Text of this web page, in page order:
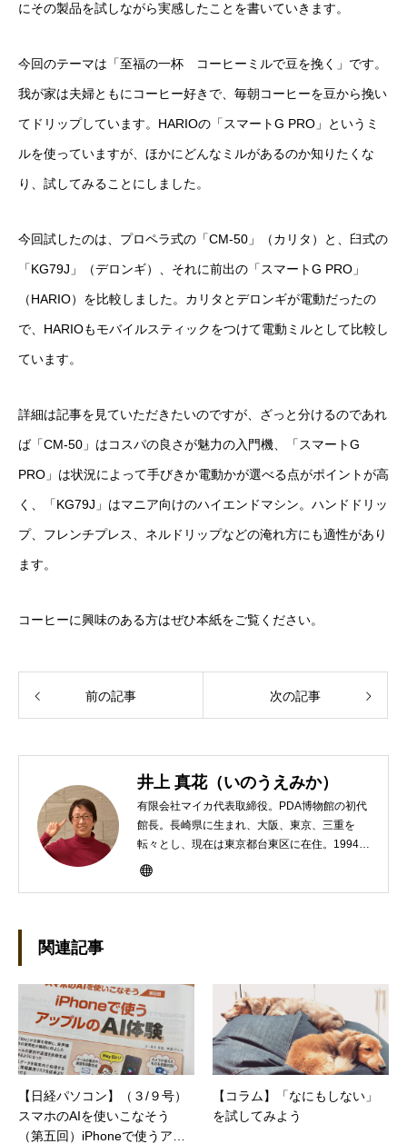
にその製品を試しながら実感したことを書いていきます。
今回のテーマは「至福の一杯 コーヒーミルで豆を挽く」です。
我が家は夫婦ともにコーヒー好きで、毎朝コーヒーを豆から挽い
てドリップしています。HARIOの「スマートG PRO」というミ
ルを使っていますが、ほかにどんなミルがあるのか知りたくな
り、試してみることにしました。
今回試したのは、プロペラ式の「CM-50」（カリタ）と、臼式の
「KG79J」（デロンギ）、それに前出の「スマートG PRO」
（HARIO）を比較しました。カリタとデロンギが電動だったの
で、HARIOもモバイルスティックをつけて電動ミルとして比較し
ています。
詳細は記事を見ていただきたいのですが、ざっと分けるのであれ
ば「CM-50」はコスパの良さが魅力の入門機、「スマートG
PRO」は状況によって手びきか電動かが選べる点がポイントが高
く、「KG79J」はマニア向けのハイエンドマシン。ハンドドリッ
プ、フレンチプレス、ネルドリップなどの淹れ方にも適性があり
ます。
コーヒーに興味のある方はぜひ本紙をご覧ください。
前の記事 次の記事
井上 真花（いのうえみか）
有限会社マイカ代表取締役。PDA博物館の初代
館長。長崎県に生まれ、大阪、東京、三重を
転々とし、現在は東京都台東区に在住。1994年
にHP100LXと出会ったのをきかっけに、フリ
制作。プライベートでは、井上円了哲学塾の第
一期修了生として「哲学カフェ＠神保町」の世
話人、2020年以降は「なごテツ」のオンライン
カフェの世話人を務める。趣味は考えること。
関連記事
【日経パソコン】（３/９号）
スマホのAIを使いこなそう
（第五回）iPhoneで使うアッ
【コラム】「なにもしない」
を試してみよう